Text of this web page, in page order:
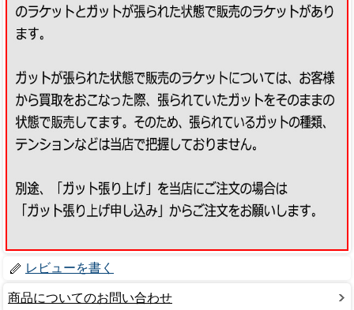
レビューを書く
商品についてのお問い合わせ